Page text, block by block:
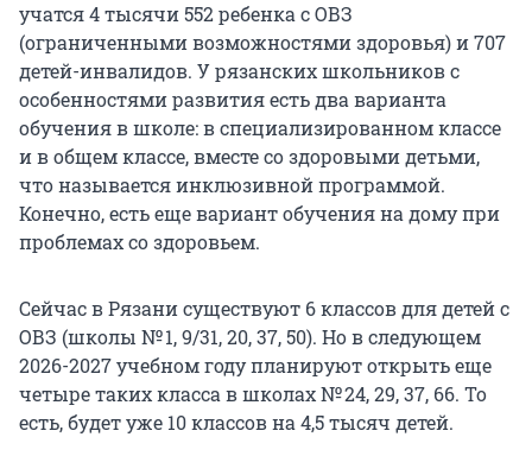
учатся 4 тысячи 552 ребенка с ОВЗ
(ограниченными возможностями здоровья) и 707
детей-инвалидов. У рязанских школьников с
особенностями развития есть два варианта
обучения в школе: в специализированном классе
и в общем классе, вместе со здоровыми детьми,
что называется инклюзивной программой.
Конечно, есть еще вариант обучения на дому при
проблемах со здоровьем.
Сейчас в Рязани существуют 6 классов для детей с
ОВЗ (школы № 1, 9/31, 20, 37, 50). Но в следующем
2026-2027 учебном году планируют открыть еще
четыре таких класса в школах № 24, 29, 37, 66. То
есть, будет уже 10 классов на 4,5 тысяч детей.